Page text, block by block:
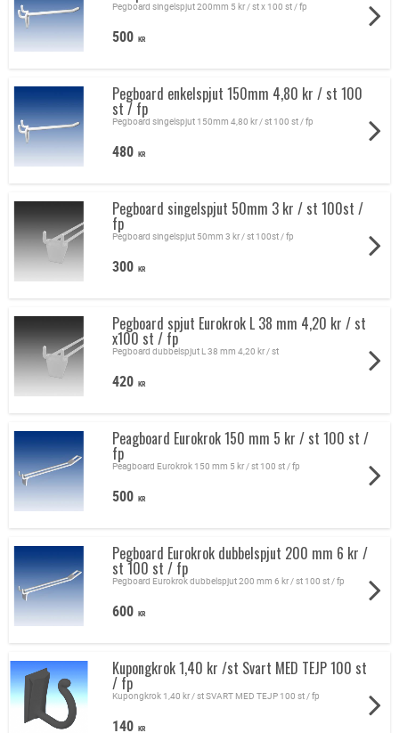
Pegboard singelspjut 200mm 5 kr / st x 100 st / fp
500 KR
Pegboard enkelspjut 150mm 4,80 kr / st 100
st / fp
Pegboard singelspjut 150mm 4,80 kr / st 100 st / fp
480 KR
Pegboard singelspjut 50mm 3 kr / st 100st /
fp
Pegboard singelspjut 50mm 3 kr / st 100st / fp
300 KR
Pegboard spjut Eurokrok L 38 mm 4,20 kr / st
x100 st / fp
Pegboard dubbelspjut L 38 mm 4,20 kr / st
420 KR
Peagboard Eurokrok 150 mm 5 kr / st 100 st /
fp
Peagboard Eurokrok 150 mm 5 kr / st 100 st / fp
500 KR
Pegboard Eurokrok dubbelspjut 200 mm 6 kr /
st 100 st / fp
Pegboard Eurokrok dubbelspjut 200 mm 6 kr / st 100 st / fp
600 KR
Kupongkrok 1,40 kr /st Svart MED TEJP 100 st
/ fp
Kupongkrok 1,40 kr / st SVART MED TEJP 100 st / fp
140 KR